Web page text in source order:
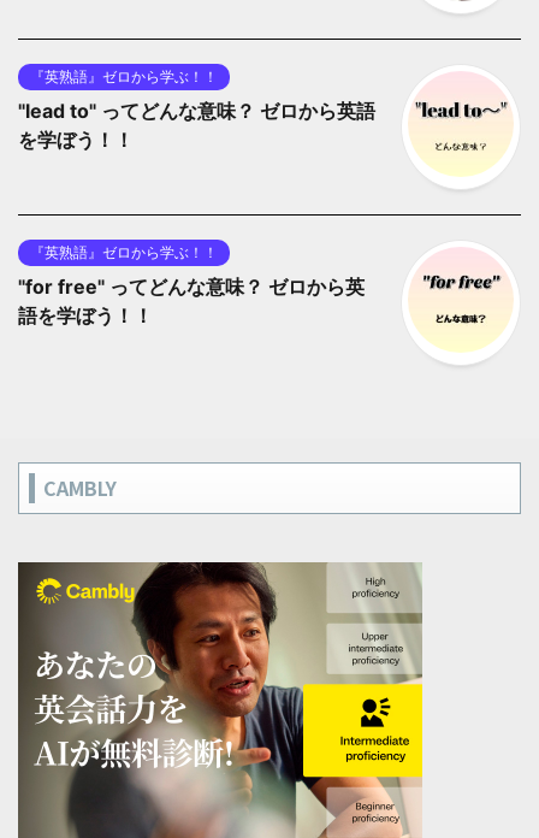
『英熟語』ゼロから学ぶ！！
"lead to" ってどんな意味？ ゼロから英語
を学ぼう！！
『英熟語』ゼロから学ぶ！！
"for free" ってどんな意味？ ゼロから英
語を学ぼう！！
CAMBLY